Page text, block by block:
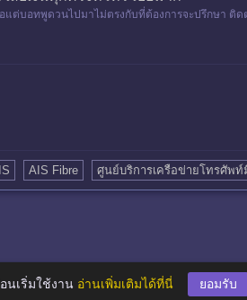
ต่บอทพูดวนไปมาไม่ตรงกับที่ต้องการจะปรึกษา ติ
AIS Fibre ศูนย์บริการเครือข่ายโทรศัพท์
นเริ่มใช้งาน อ่านเพิ่มเติมได้ที่นี่ ยอมรับ